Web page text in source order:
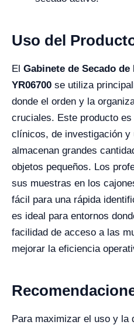
Uso del
El Gabinete de Secado
YR06700 se utiliza
donde el orden y la
cruciales. Este producto
clínicos, de investigación y
almacenan grandes
objetos pequeños. Los
sus muestras en los
fácil para una rápida
es ideal para entornos
facilidad de acceso a las
mejorar la eficiencia
Para maximizar el uso y la